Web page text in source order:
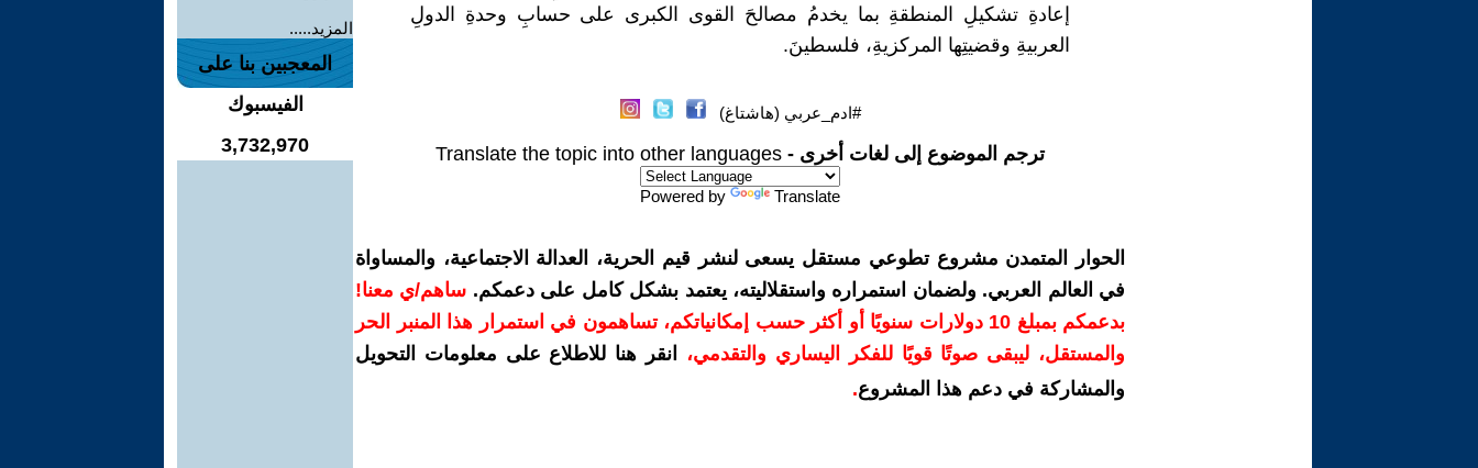
إعادةِ تشكيلِ المنطقةِ بما يخدمُ مصالحَ القوى الكبرى على حسابِ وحدةِ الدولِ
العربيةِ وقضيتِها المركزيةِ، فلسطينَ.
#ادم_عربي (هاشتاغ)
ترجم الموضوع إلى لغات أخرى - Translate the topic into other languages
Powered by Translate
الحوار المتمدن مشروع تطوعي مستقل يسعى لنشر قيم الحرية، العدالة الاجتماعية، والمساواة
في العالم العربي. ولضمان استمراره واستقلاليته، يعتمد بشكل كامل على دعمكم. ساهم/ي معنا!
بدعمكم بمبلغ 10 دولارات سنويًا أو أكثر حسب إمكانياتكم، تساهمون في استمرار هذا المنبر الحر
والمستقل، ليبقى صوتًا قويًا للفكر اليساري والتقدمي،
انقر هنا للاطلاع على معلومات التحويل
والمشاركة في دعم هذا المشروع.
المزيد.....
المعجبين بنا على
الفيسبوك
3,732,970